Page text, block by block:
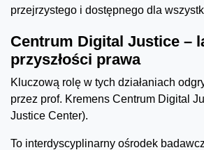
przejrzystego i dostępnego dla
Centrum Digital Justice –
przyszłości prawa
Kluczową rolę w tych działaniach
przez prof. Kremens Centrum Digital
Justice Center).
To interdyscyplinarny ośrodek